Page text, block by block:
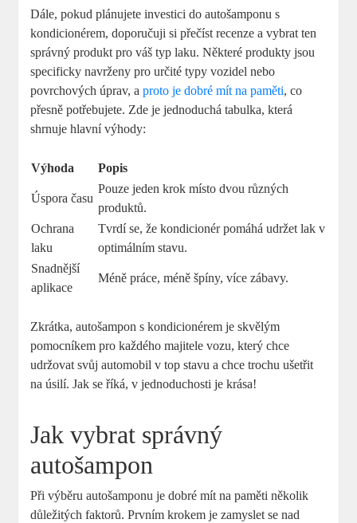
Dále, pokud plánujete investici do autošamponu s
kondicionérem, doporučuji si přečíst recenze a vybrat ten
správný produkt pro váš typ laku. Některé produkty jsou
specificky navrženy pro určité typy vozidel nebo
povrchových úprav, aproto je dobré mít na paměti, co
přesně potřebujete. Zde je jednoduchá tabulka, která
shrnuje hlavní výhody:
Výhoda Popis
Úspora času
Pouze jeden krok místo dvou různých
produktů.
Ochrana
laku
Tvrdí se, že kondicionér pomáhá udržet lak v
optimálním stavu.
Snadnější
aplikace
Méně práce, méně špíny, více zábavy.
Zkrátka, autošampon s kondicionérem je skvělým
pomocníkem pro každého majitele vozu, který chce
udržovat svůj automobil v top stavu a chce trochu ušetřit
na úsilí. Jak se říká, v jednoduchosti je krása!
Jak vybrat správný
autošampon
Při výběru autošamponu je dobré mít na paměti několik
důležitých faktorů. Prvním krokem je zamyslet se nad